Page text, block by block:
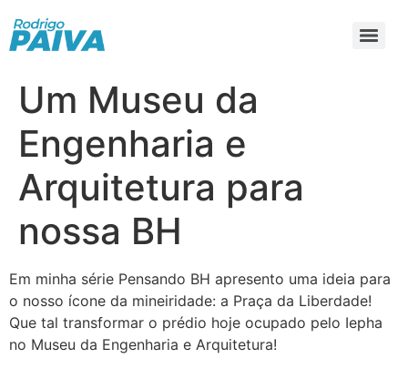
Um Museu da
Engenharia e
Arquitetura para
nossa BH
Em minha série Pensando BH apresento uma ideia para
o nosso ícone da mineiridade: a Praça da Liberdade!
Que tal transformar o prédio hoje ocupado pelo Iepha
no Museu da Engenharia e Arquitetura!